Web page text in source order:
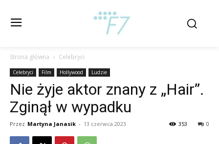
Strona główna Celebryci
Celebryci Film Hollywood Ludzie
Nie żyje aktor znany z „Hair”.
Zginął w wypadku
Przez Martyna Janasik - 13 czerwca 2023 0
353